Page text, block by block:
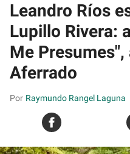
Leandro Ríos
Lupillo Rivera:
Me
Aferrado
Raymundo Rangel Laguna